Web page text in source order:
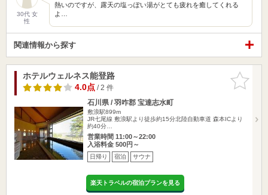
30代 女
性
熱いのですが、露天の塩っぽい湯がとても疲れを癒してくれる
よ…
関連情報から探す
お気に入
りに追加
ホテルウェルネス能登路
4.0点/ 2 件
石川県 / 羽咋郡 宝達志水町
敷浪駅899m
JR七尾線 敷浪駅より徒歩約15分北陸自動車道 森本ICより
約40分…
営業時間 11:00～22:00
入浴料金 500円～
日帰り 宿泊 サウナ
楽天トラベルの宿泊プランを見る